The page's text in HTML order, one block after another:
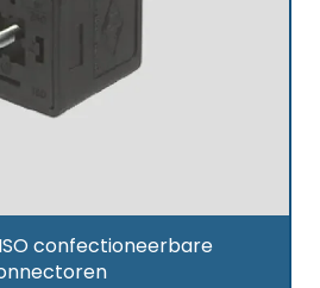
confectioneerbare